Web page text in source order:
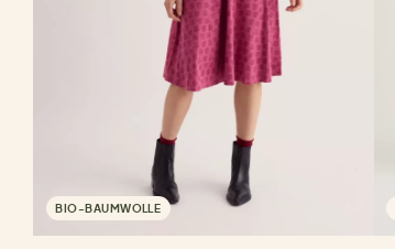
BIO-BAUMWOLLE